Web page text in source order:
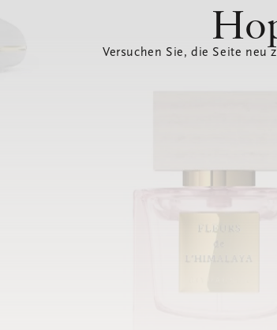
Versuchen Sie, die Seite neu